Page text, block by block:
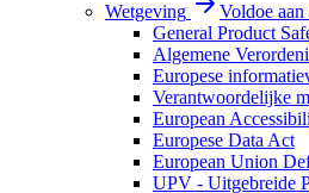
Wetgeving
Voldoe
General Product
Algemene
Europese
Verantwoordelijke
European
Europese Data Act
European Union
UPV - Uitgebreide